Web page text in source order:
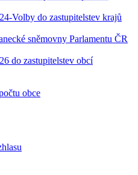
Volby do zastupitelstev krajů
sněmovny Parlamentu ČR
do zastupitelstev obcí
obce